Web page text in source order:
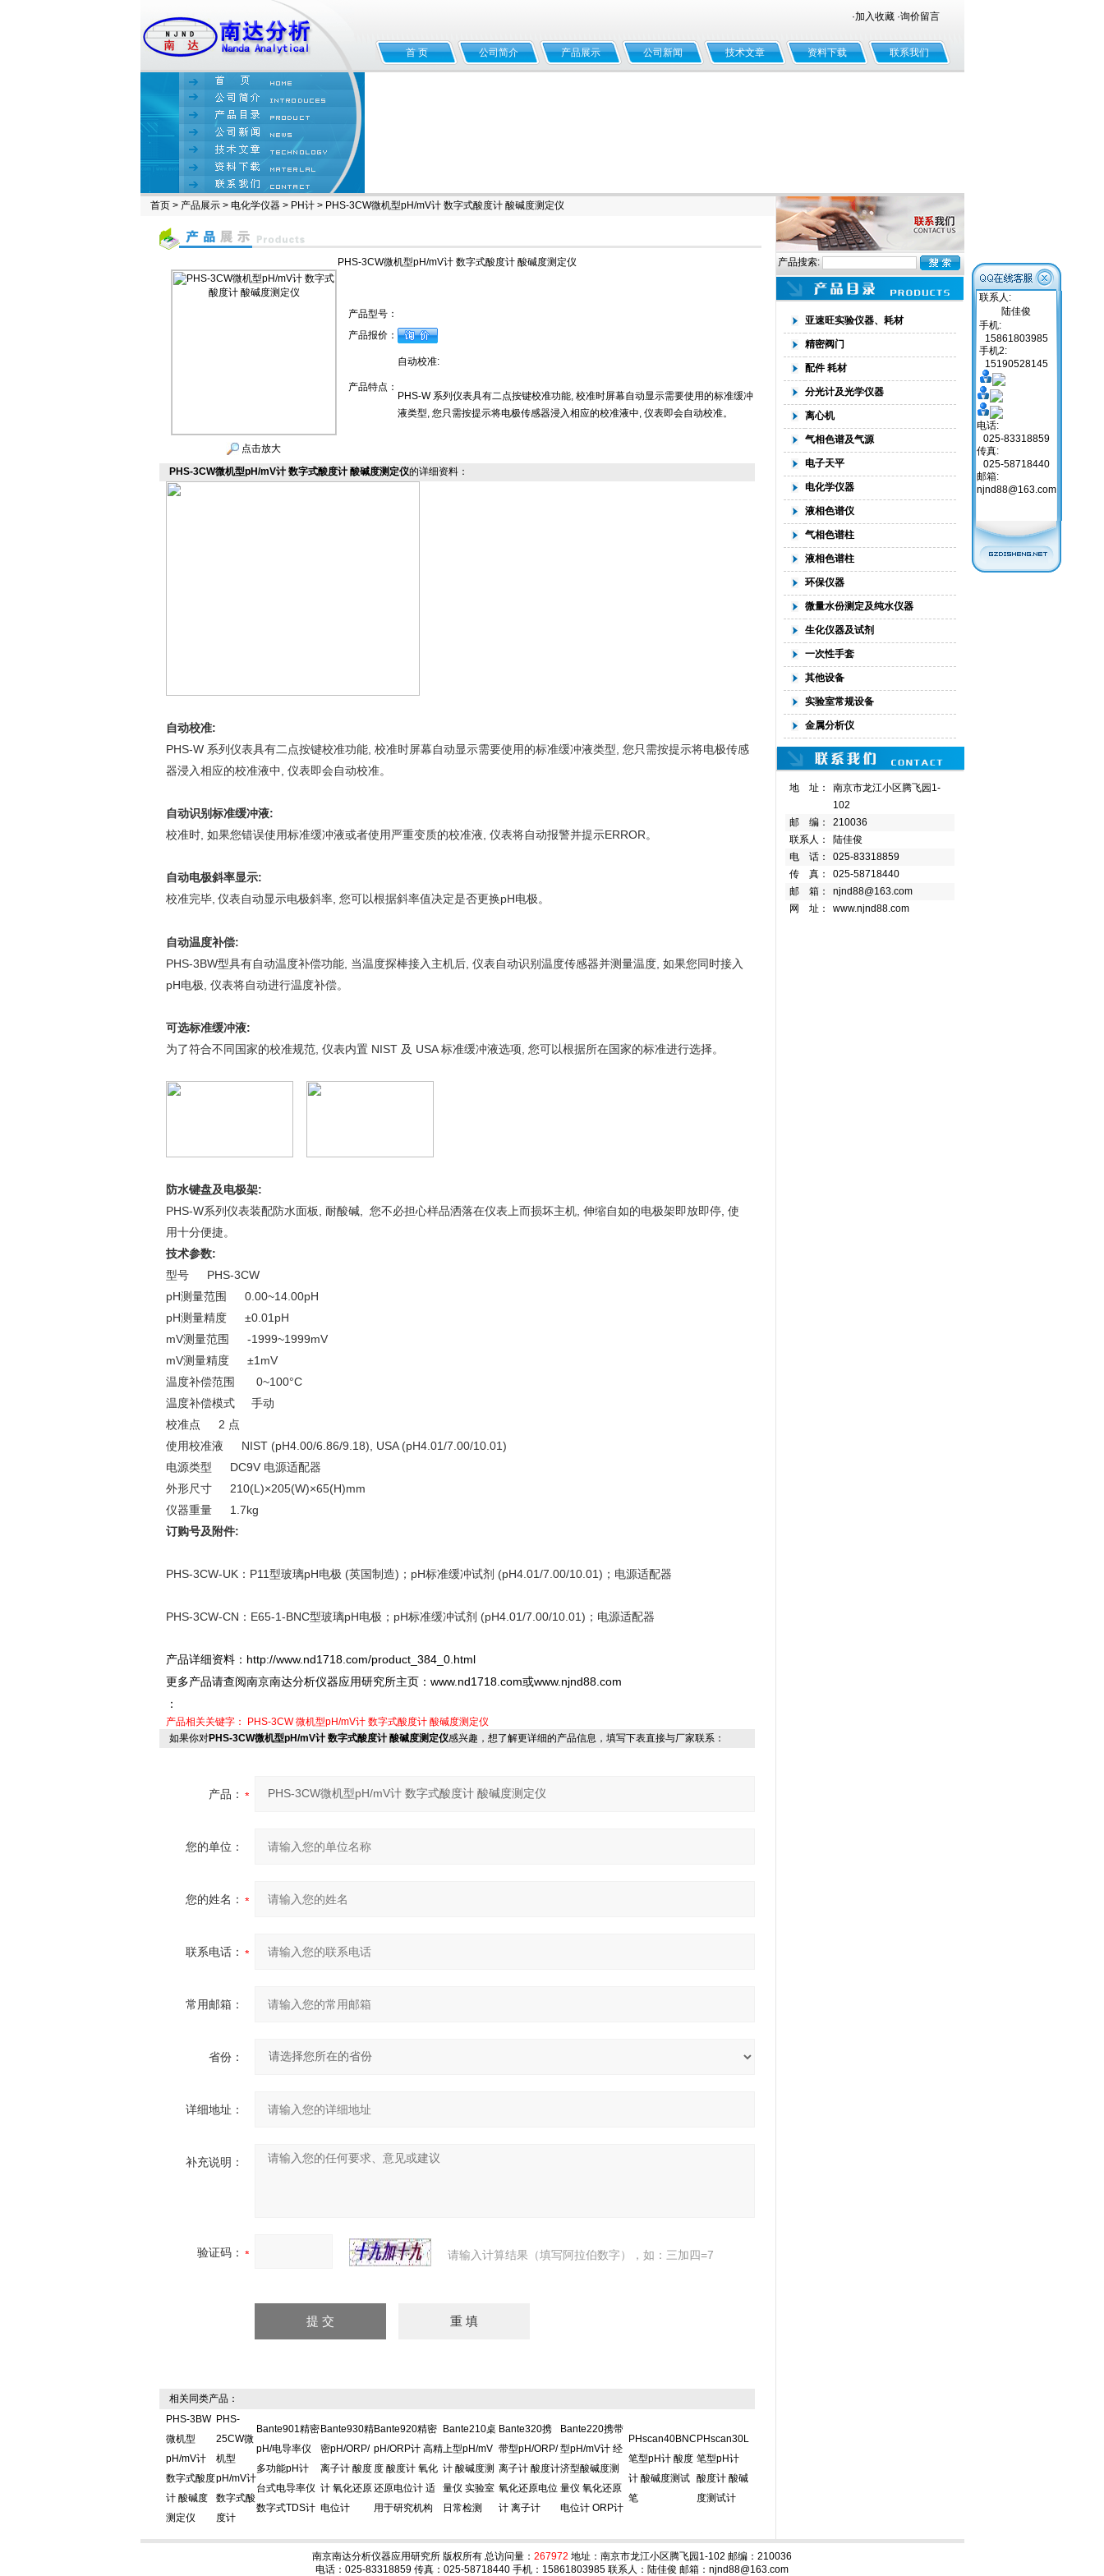
·加入收藏 ·询价留言
首 页 公司简介 产品展示 公司新闻 技术文章 资料下载 联系我们
首页> 产品展示> 电化学仪器> PH计> PHS-3CW微机型pH/mV计 数字式酸度计 酸碱度测定仪
PHS-3CW微机型pH/mV计 数字式酸度计 酸碱度测定仪
点击放大
产品型号：
产品报价：
产品特点：
自动校准:
PHS-W 系列仪表具有二点按键校准功能, 校准时屏幕自动显示需要使用的标准缓冲
液类型, 您只需按提示将电极传感器浸入相应的校准液中, 仪表即会自动校准。
PHS-3CW微机型pH/mV计 数字式酸度计 酸碱度测定仪的详细资料：
自动校准:
PHS-W 系列仪表具有二点按键校准功能, 校准时屏幕自动显示需要使用的标准缓冲液类型, 您只需按提示将电极传感
器浸入相应的校准液中, 仪表即会自动校准。
自动识别标准缓冲液:
校准时, 如果您错误使用标准缓冲液或者使用严重变质的校准液, 仪表将自动报警并提示ERROR。
自动电极斜率显示:
校准完毕, 仪表自动显示电极斜率, 您可以根据斜率值决定是否更换pH电极。
自动温度补偿:
PHS-3BW型具有自动温度补偿功能, 当温度探棒接入主机后, 仪表自动识别温度传感器并测量温度, 如果您同时接入
pH电极, 仪表将自动进行温度补偿。
可选标准缓冲液:
为了符合不同国家的校准规范, 仪表内置 NIST 及 USA 标准缓冲液选项, 您可以根据所在国家的标准进行选择。
防水键盘及电极架:
PHS-W系列仪表装配防水面板, 耐酸碱, 您不必担心样品洒落在仪表 上而损坏主机, 伸缩自如的电极架即放即停, 使
用十分便捷。
技术参数:
型号 PHS-3CW
pH测量范围 0.00~14.00pH
pH测量精度 ±0.01pH
mV测量范围 -1999~1999mV
mV测量精度 ±1mV
温度补偿范围 0~100°C
温度补偿模式 手动
校准点 2 点
使用校准液 NIST (pH4.00/6.86/9.18), USA (pH4.01/7.00/10.01)
电源类型 DC9V 电源适配器
外形尺寸 210(L)×205(W)×65(H)mm
仪器重量 1.7kg
订购号及附件:
PHS-3CW-UK：P11型玻璃pH电极 (英国制造)；pH标准缓冲试剂 (pH4.01/7.00/10.01)；电源适配器
PHS-3CW-CN：E65-1-BNC型玻璃pH电极；pH标准缓冲试剂 (pH4.01/7.00/10.01)；电源适配器
产品详细资料： http://www.nd1718.com/product_384_0.html
更多产品请查阅南京南达分析仪器应用研究所主页： www.nd1718.com或www.njnd88.com
：
产品相关关键字： PHS-3CW 微机型pH/mV计 数字式酸度计 酸碱度测定仪
如果你对PHS-3CW微机型pH/mV计 数字式酸度计 酸碱度测定仪感兴趣，想了解更详细的产品信息，填写下表直接与厂家联系：
产品：
您的单位：
您的姓名：
联系电话：
常用邮箱：
省份：
详细地址：
补充说明：
验证码： 请输入计算结果（填写阿拉伯数字），如：三加四=7
相关同类产品：
PHS-3BW
微机型
pH/mV计
数字式酸度
计 酸碱度
测定仪
PHS-
25CW微
机型
pH/mV计
数字式酸
度计
Bante901精密
pH/电导率仪
多功能pH计
台式电导率仪
数字式TDS计
Bante930精
密pH/ORP/
离子计 酸度
计 氧化还原
电位计
Bante920精密
pH/ORP计 高精
度 酸度计 氧化
还原电位计 适
用于研究机构
Bante210桌
上型pH/mV
计 酸碱度测
量仪 实验室
日常检测
Bante320携
带型pH/ORP/
离子计 酸度计
氧化还原电位
计 离子计
Bante220携带
型pH/mV计 经
济型酸碱度测
量仪 氧化还原
电位计 ORP计
PHscan40BNC
笔型pH计 酸度
计 酸碱度测试
笔
PHscan30L
笔型pH计
酸度计 酸碱
度测试计
产品搜索:
亚速旺实验仪器、耗材
精密阀门
配件 耗材
分光计及光学仪器
离心机
气相色谱及气源
电子天平
电化学仪器
液相色谱仪
气相色谱柱
液相色谱柱
环保仪器
微量水份测定及纯水仪器
生化仪器及试剂
一次性手套
其他设备
实验室常规设备
金属分析仪
地 址：
南京市龙江小区腾飞园1-
102
邮 编：
210036
联系人：
陆佳俊
电 话：
025-83318859
传 真：
025-58718440
邮 箱：
njnd88@163.com
网 址：
www.njnd88.com
南京南达分析仪器应用研究所 版权所有 总访问量： 267972 地址：南京市龙江小区腾飞园1-102 邮编：210036
电话：025-83318859 传真：025-58718440 手机：15861803985 联系人：陆佳俊 邮箱： njnd88@163.com
联系人:
陆佳俊
手机:
15861803985
手机2:
15190528145
电话:
025-83318859
传真:
025-58718440
邮箱:
njnd88@163.com